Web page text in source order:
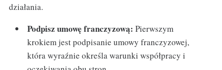
działania.
Podpisz umowę franczyzową: Pierwszym
krokiem jest podpisanie umowy franczyzowej,
która wyraźnie określa warunki współpracy i